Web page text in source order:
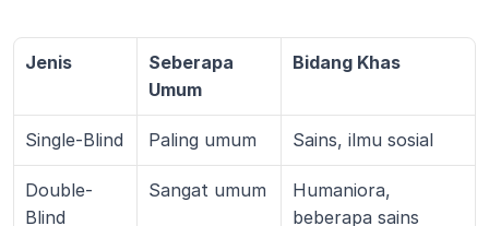
Jenis
Seberapa
Umum
Bidang Khas
Single-Blind Paling umum Sains, ilmu sosial
Double-
Blind
Sangat umum
Humaniora,
beberapa sains